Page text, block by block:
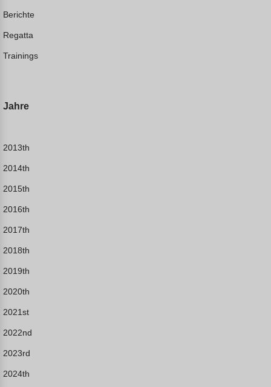
Berichte
Regatta
Trainings
Jahre
2013th
2014th
2015th
2016th
2017th
2018th
2019th
2020th
2021st
2022nd
2023rd
2024th